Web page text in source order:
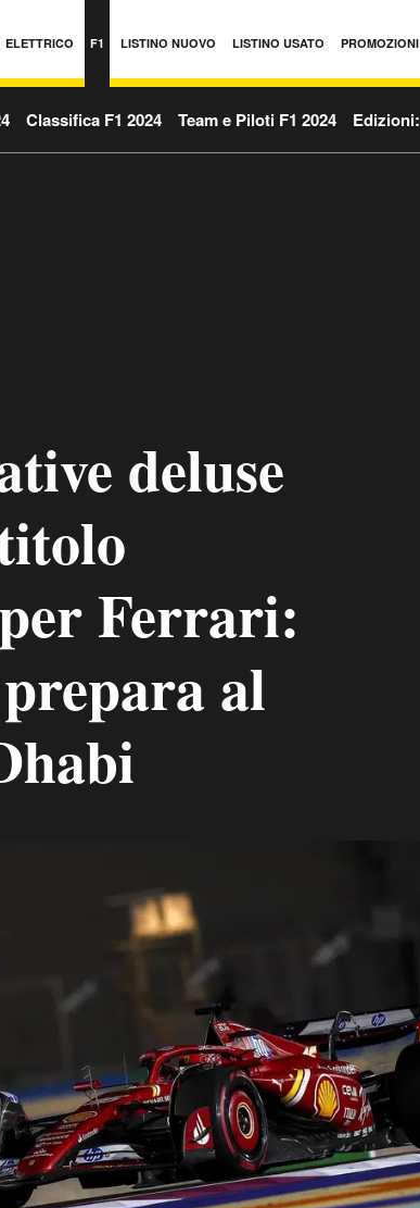
ELETTRICO F1 LISTINO NUOVO LISTINO USATO PROMOZIONI
Classifica F1 2024 Team e Piloti F1 2024 Edizioni:
deluse
Ferrari:
al